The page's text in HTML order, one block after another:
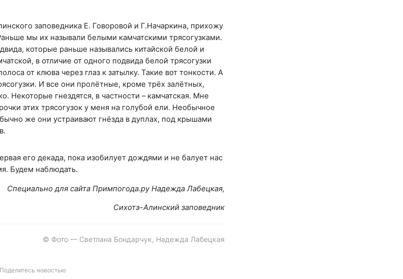
заповедника Е. Говоровой и Г.Начаркина, прихожу
мы их называли белыми камчатскими трясогузками.
которые раньше назывались китайской белой и
в отличие от одного подвида белой трясогузки
от клюва через глаз к затылку. Такие вот тонкости. А
И все они пролётные, кроме трёх залётных,
Некоторые гнездятся, в частности – камчатская. Мне
этих трясогузок у меня на голубой ели. Необычное
же они устраивают гнёзда в дуплах, под крышами
его декада, пока изобилует дождями и не балует нас
Будем наблюдать.
Cпециально для сайта Примпогода.ру Надежда Лабецкая,
Сихотэ-Алинский заповедник
© Фото — Светлана Бондарчук, Надежда Лабецкая
Поделитесь новостью